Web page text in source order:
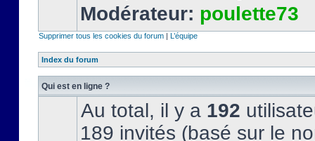
Modérateur: poulette73
Supprimer tous les cookies du forum | L’équipe
Index du forum
Qui est en ligne ?
Au total, il y a 192
189 invités (basé sur le